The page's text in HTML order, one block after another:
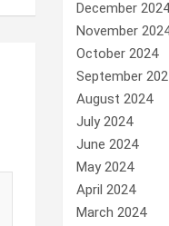
December
November
October 2024
September
August 2024
July 2024
June 2024
May 2024
April 2024
March 2024